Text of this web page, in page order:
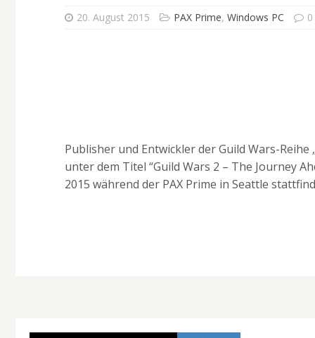
20. August 2015 PAX Prime,Windows PC
Publisher und Entwickler der Guild Wars-
unter dem Titel “Guild Wars 2 – The Journey
2015 während der PAX Prime in Seattle